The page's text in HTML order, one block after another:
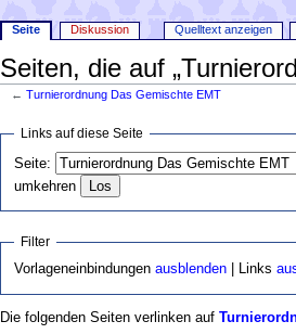
Seiten, die auf
←Turnierordnung Das Gemischte EMT
Links auf diese Seite
Seite:
umkehren
Filter
Vorlageneinbindungenausblenden | Links
Die folgenden Seiten verlinken auf
Seite Diskussion Quelltext anzeigen